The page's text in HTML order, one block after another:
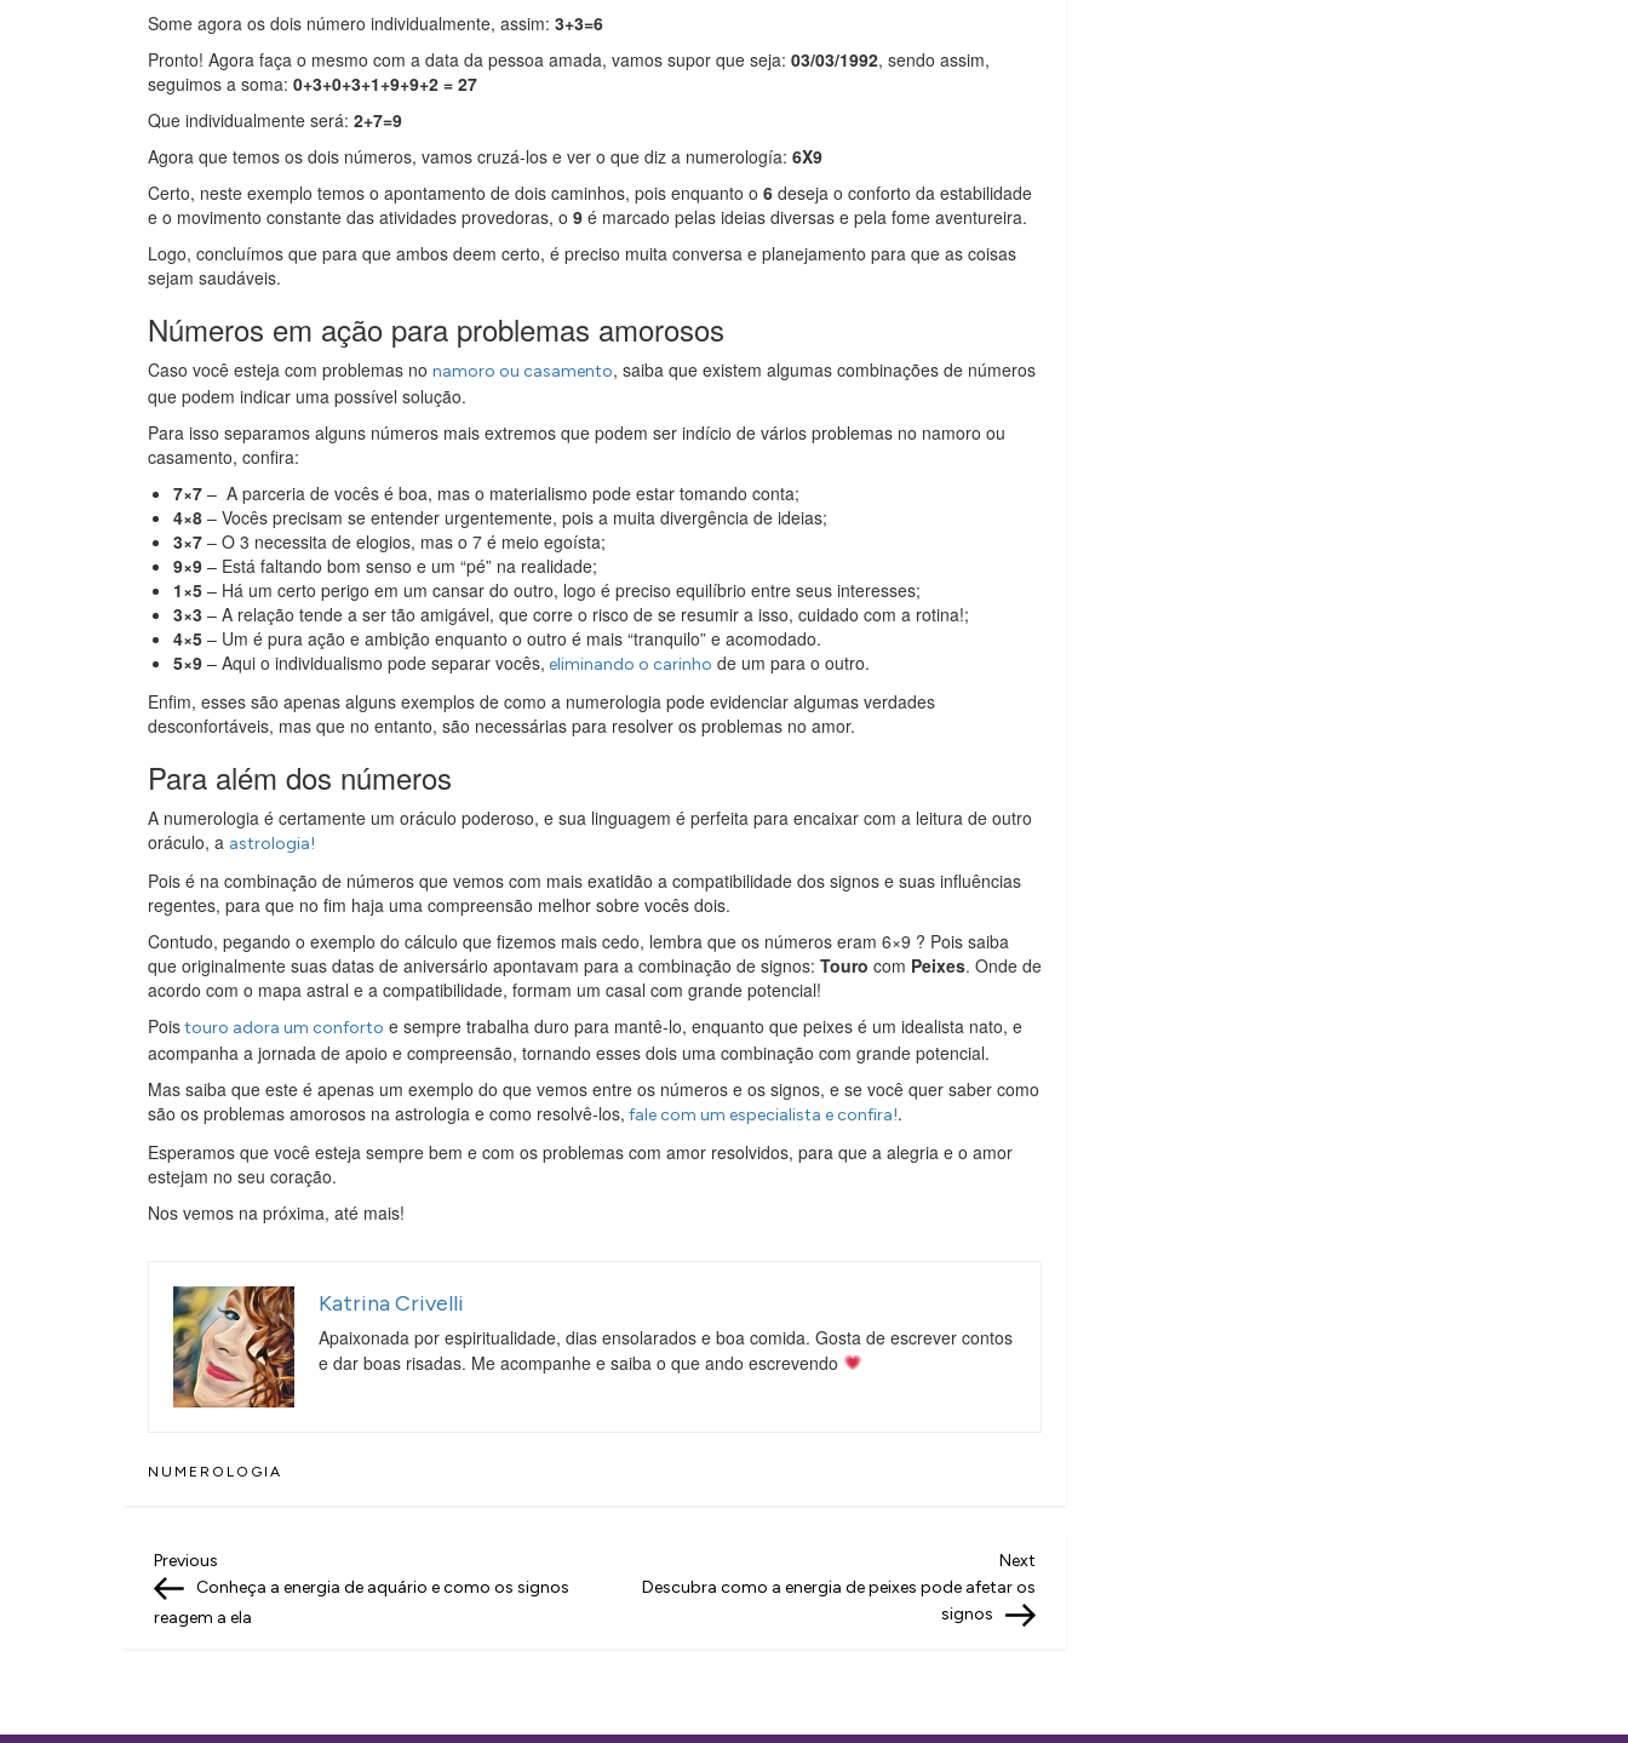
Some agora os dois número individualmente, assim: 3+3=6
Pronto! Agora faça o mesmo com a data da pessoa amada, vamos supor que seja: 03/03/1992, sendo assim,
seguimos a soma: 0+3+0+3+1+9+9+2 = 27
Que individualmente será: 2+7=9
Agora que temos os dois números, vamos cruzá-los e ver o que diz a numerología: 6X9
Certo, neste exemplo temos o apontamento de dois caminhos, pois enquanto o 6 deseja o conforto da estabilidade
e o movimento constante das atividades provedoras, o 9 é marcado pelas ideias diversas e pela fome aventureira.
Logo, concluímos que para que ambos deem certo, é preciso muita conversa e planejamento para que as coisas
sejam saudáveis.
Números em ação para problemas amorosos
Caso você esteja com problemas no namoro ou casamento, saiba que existem algumas combinações de números
que podem indicar uma possível solução.
Para isso separamos alguns números mais extremos que podem ser indício de vários problemas no namoro ou
casamento, confira:
7×7 – A parceria de vocês é boa, mas o materialismo pode estar tomando conta;
4×8 – Vocês precisam se entender urgentemente, pois a muita divergência de ideias;
3×7 – O 3 necessita de elogios, mas o 7 é meio egoísta;
9×9 – Está faltando bom senso e um “pé” na realidade;
1×5 – Há um certo perigo em um cansar do outro, logo é preciso equilíbrio entre seus interesses;
3×3 – A relação tende a ser tão amigável, que corre o risco de se resumir a isso, cuidado com a rotina!;
4×5 – Um é pura ação e ambição enquanto o outro é mais “tranquilo” e acomodado.
5×9 – Aqui o individualismo pode separar vocês, eliminando o carinho de um para o outro.
Enfim, esses são apenas alguns exemplos de como a numerologia pode evidenciar algumas verdades
desconfortáveis, mas que no entanto, são necessárias para resolver os problemas no amor.
Para além dos números
A numerologia é certamente um oráculo poderoso, e sua linguagem é perfeita para encaixar com a leitura de outro
oráculo, a astrologia!
Pois é na combinação de números que vemos com mais exatidão a compatibilidade dos signos e suas influências
regentes, para que no fim haja uma compreensão melhor sobre vocês dois.
Contudo, pegando o exemplo do cálculo que fizemos mais cedo, lembra que os números eram 6×9 ? Pois saiba
que originalmente suas datas de aniversário apontavam para a combinação de signos: Touro com Peixes. Onde de
acordo com o mapa astral e a compatibilidade, formam um casal com grande potencial!
Poistouro adora um conforto e sempre trabalha duro para mantê-lo, enquanto que peixes é um idealista nato, e
acompanha a jornada de apoio e compreensão, tornando esses dois uma combinação com grande potencial.
Mas saiba que este é apenas um exemplo do que vemos entre os números e os signos, e se você quer saber como
são os problemas amorosos na astrologia e como resolvê-los, fale com um especialista e confira!.
Esperamos que você esteja sempre bem e com os problemas com amor resolvidos, para que a alegria e o amor
estejam no seu coração.
Nos vemos na próxima, até mais!
Katrina Crivelli
Apaixonada por espiritualidade, dias ensolarados e boa comida. Gosta de escrever contos
e dar boas risadas. Me acompanhe e saiba o que ando escrevendo
NUMEROLOGIA
N
a
g
Previous
Post
Previous
Conheça a energia de aquário e como os signos
reagem a ela
Next
Descubra como a energia de peixes pode afetar os
signos